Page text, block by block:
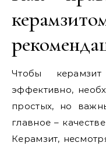
Чтобы
эффективно,
простых, но
главное –
Керамзит,